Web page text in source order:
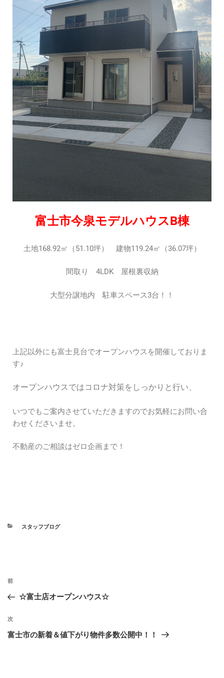
富士市今泉モデルハウスB棟
土地168.92㎡（51.10坪） 建物119.24㎡（36.07坪）
間取り 4LDK 屋根裏収納
大型分譲地内 駐車スペース3台！！
上記以外にも富士見台でオープンハウスを開催しておりま
す♪
オープンハウスではコロナ対策をしっかりと行い、
いつでもご案内させていただきますのでお気軽にお問い合
わせくださいませ。
不動産のご相談はゼロ企画まで！
スタッフブログ
前
☆富士店オープンハウス☆
次
富士市の新着＆値下がり物件多数公開中！！